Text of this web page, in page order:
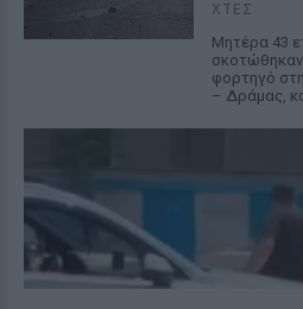
ΧΤΕΣ
Μητέρα 43
φορτηγό
– Δράμας,